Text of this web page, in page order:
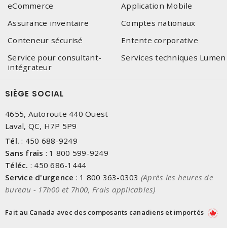
eCommerce
Application Mobile
Assurance inventaire
Comptes nationaux
Conteneur sécurisé
Entente corporative
Service pour consultant-
intégrateur
Services techniques Lumen
SIÈGE SOCIAL
4655, Autoroute 440 Ouest
Laval, QC, H7P 5P9
Tél. : 450 688-9249
Sans frais : 1 800 599-9249
Téléc. : 450 686-1444
Service d'urgence : 1 800 363-0303 (Après les heures de
bureau - 17h00 et 7h00, Frais applicables)
Fait au Canada avec des composants canadiens et importés